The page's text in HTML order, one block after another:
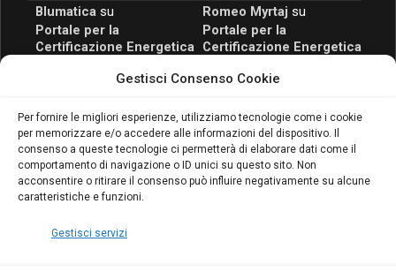
Gestisci Consenso Cookie
Per fornire le migliori esperienze, utilizziamo tecnologie come i cookie
per memorizzare e/o accedere alle informazioni del dispositivo. Il
consenso a queste tecnologie ci permetterà di elaborare dati come il
comportamento di navigazione o ID unici su questo sito. Non
acconsentire o ritirare il consenso può influire negativamente su alcune
caratteristiche e funzioni.
Gestisci servizi
Blumaticasu
Portale per la
Certificazione Energetica
scopri il Corso Blumatica
Romeo Myrtaj su
Portale per la
Certificazione Energetica
scopri il Corso Blumatica
Blumaticasu
Coordinatore della
Sicurezza: cosa è
richiesto per abilitazione
e aggiornamento